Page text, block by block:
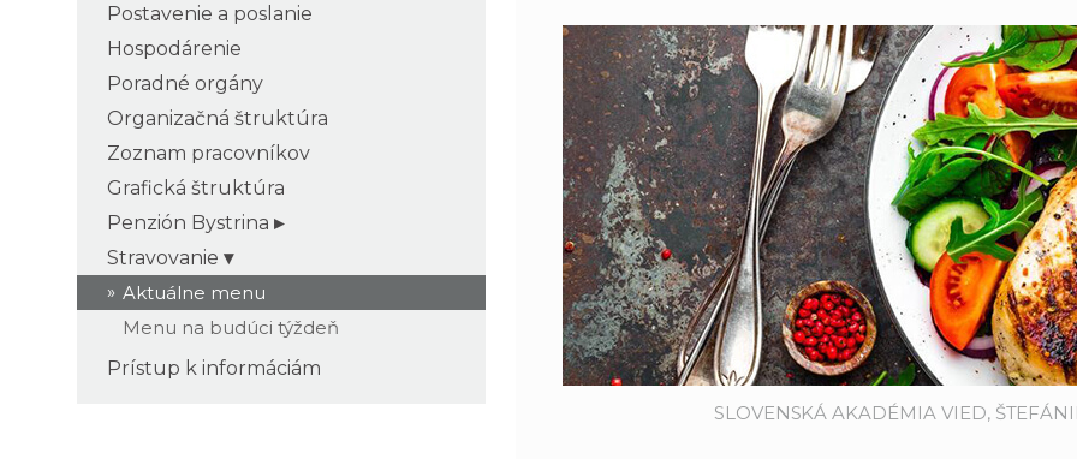
Postavenie a poslanie
Hospodárenie
Poradné orgány
Organizačná štruktúra
Zoznam pracovníkov
Grafická štruktúra
Penzión Bystrina
Stravovanie
Aktuálne menu
Menu na budúci týždeň
Prístup k informáciám
SLOVENSKÁ AKADÉMIA VIED,